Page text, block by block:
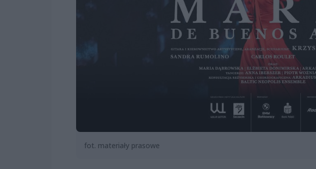
fot. materiały prasowe